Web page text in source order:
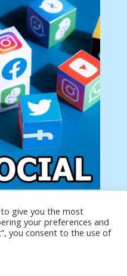
con un link de tu
give you the most
your preferences and
you consent to the use of
web/?